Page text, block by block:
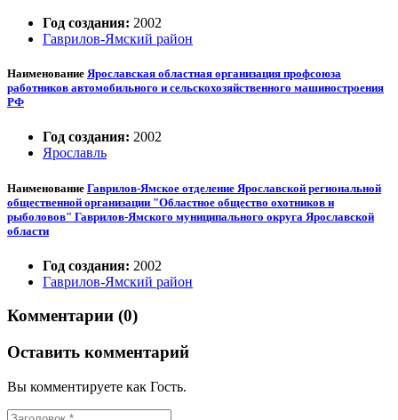
Год создания: 2002
Гаврилов-Ямский район
Наименование Ярославская областная организация профсоюза
работников автомобильного и сельскохозяйственного машиностроения
РФ
Год создания: 2002
Ярославль
Наименование Гаврилов-Ямское отделение Ярославской региональной
общественной организации "Областное общество охотников и
рыболовов" Гаврилов-Ямского муниципального округа Ярославской
области
Год создания: 2002
Гаврилов-Ямский район
Комментарии (0)
Оставить комментарий
Вы комментируете как Гость.